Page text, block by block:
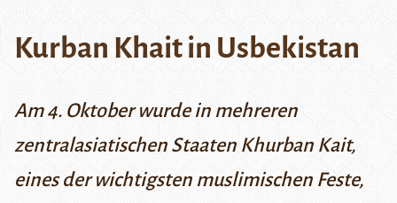
Kurban Khait in Usbekistan
Am 4. Oktober wurde in mehreren
zentralasiatischen Staaten Khurban Kait,
eines der wichtigsten muslimischen Feste,